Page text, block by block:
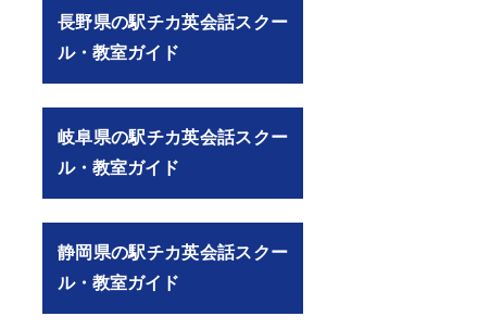
長野県の駅チカ英会話スクー
ル・教室ガイド
岐阜県の駅チカ英会話スクー
ル・教室ガイド
静岡県の駅チカ英会話スクー
ル・教室ガイド